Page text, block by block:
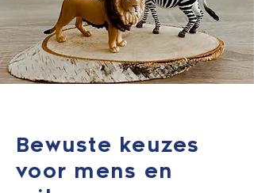
Bewuste keuzes
voor mens en